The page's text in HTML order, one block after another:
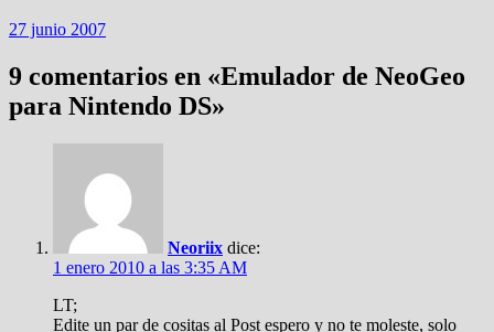
27 junio 2007
9 comentarios en «Emulador de NeoGeo
para Nintendo DS»
Neoriix dice:
1 enero 2010 a las 3:35 AM
LT;
Edite un par de cositas al Post espero y no te moleste, solo